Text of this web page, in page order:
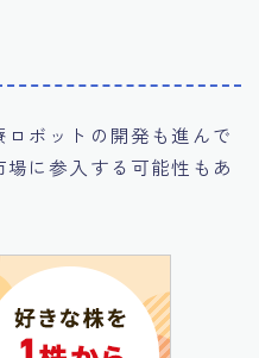
ボットの開発も進んで
に参入する可能性もあ